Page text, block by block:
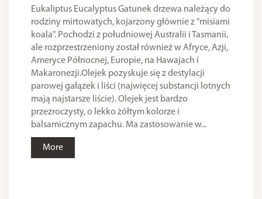
Eukaliptus Eucalyptus Gatunek drzewa należący do
rodziny mirtowatych, kojarzony głównie z "misiami
koala". Pochodzi z południowej Australii i Tasmanii,
ale rozprzestrzeniony został również w Afryce, Azji,
Ameryce Północnej, Europie, na Hawajach i
Makaronezji.Olejek pozyskuje się z destylacji
parowej gałązek i liści (najwięcej substancji lotnych
mają najstarsze liście). Olejek jest bardzo
przezroczysty, o lekko żółtym kolorze i
balsamicznym zapachu. Ma zastosowanie w...
More